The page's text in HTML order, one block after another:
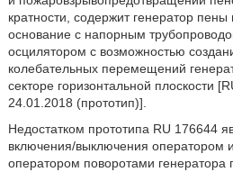
кратности, содержит генератор пены
основание с напорным
осцилятором с возможностью
колебательных перемещений
секторе горизонтальной плоскости
24.01.2018 (прототип)].
Недостатком прототипа RU 176644
включения/выключения оператором
оператором поворотами генератора